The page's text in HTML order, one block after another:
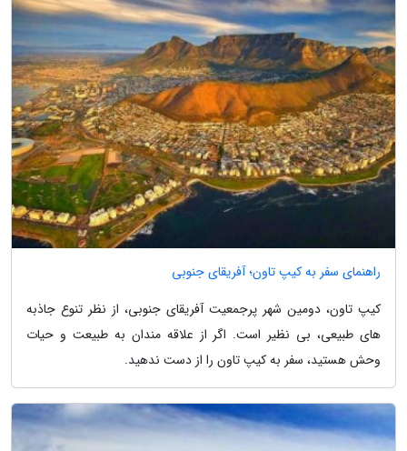
راهنمای سفر به کیپ تاون؛ آفریقای جنوبی
کیپ تاون، دومین شهر پرجمعیت آفریقای جنوبی، از نظر تنوع جاذبه
های طبیعی، بی نظیر است. اگر از علاقه مندان به طبیعت و حیات
وحش هستید، سفر به کیپ تاون را از دست ندهید.